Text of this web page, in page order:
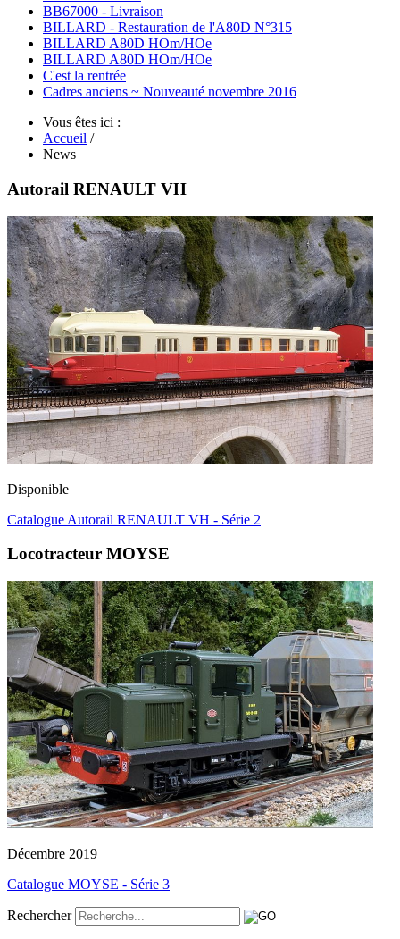
BB67000 - Livraison
BILLARD - Restauration de l'A80D N°315
BILLARD A80D HOm/HOe
BILLARD A80D HOm/HOe
C'est la rentrée
Cadres anciens ~ Nouveauté novembre 2016
Vous êtes ici :
Accueil /
News
Autorail RENAULT VH
Disponible
Catalogue Autorail RENAULT VH - Série 2
Locotracteur MOYSE
Décembre 2019
Catalogue MOYSE - Série 3
Rechercher